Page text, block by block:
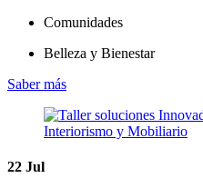
Comunidades
Belleza y Bienestar
Saber más
22 Jul